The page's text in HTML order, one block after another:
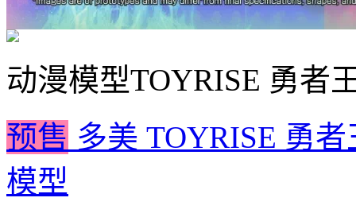
动漫模型TOYRISE 勇者
预售 多美 TOYRISE 勇
模型